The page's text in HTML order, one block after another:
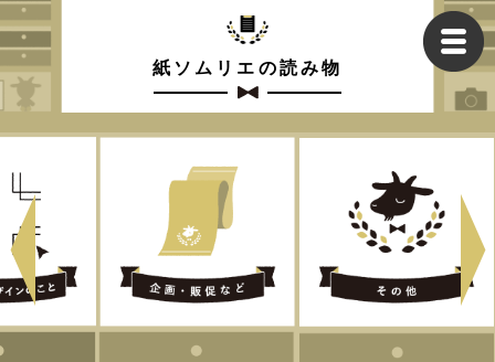
紙ソムリエの読み物